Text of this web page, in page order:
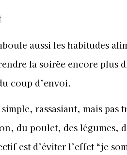
aussi les habitudes
la soirée encore plus
coup d’envoi.
rassasiant, mais pas
du poulet, des légumes,
est d’éviter l’effet “je